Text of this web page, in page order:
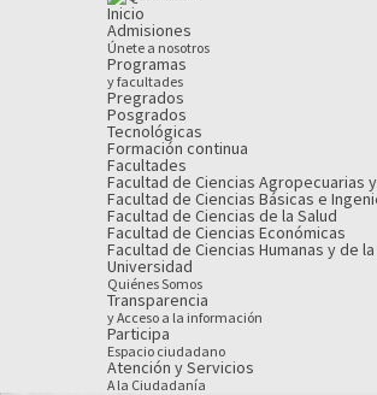
Inicio
Admisiones
Únete a nosotros
Programas
y facultades
Pregrados
Posgrados
Tecnológicas
Formación continua
Facultades
Facultad de Ciencias Agropecuarias
Facultad de Ciencias Básicas e
Facultad de Ciencias de la Salud
Facultad de Ciencias Económicas
Facultad de Ciencias Humanas y de
Universidad
Quiénes Somos
Transparencia
y Acceso a la información
Participa
Espacio ciudadano
Atención y Servicios
A la Ciudadanía